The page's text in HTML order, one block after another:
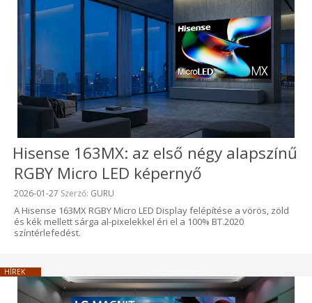
Hisense 163MX: az első négy alapszínű
RGBY Micro LED képernyő
Beküldve:
2026-01-27 Szerző: GURU
A Hisense 163MX RGBY Micro LED Display felépítése a vörös, zöld
és kék mellett sárga al-pixelekkel éri el a 100% BT.2020
színtérlefedést.
HÍREK